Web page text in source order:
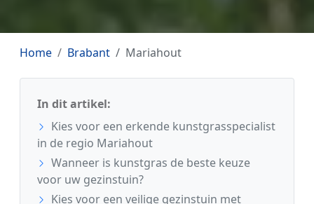
Home Brabant Mariahout
In dit artikel:
Kies voor een erkende kunstgrasspecialist
in de regio Mariahout
Wanneer is kunstgras de beste keuze
voor uw gezinstuin?
Kies voor een veilige gezinstuin met